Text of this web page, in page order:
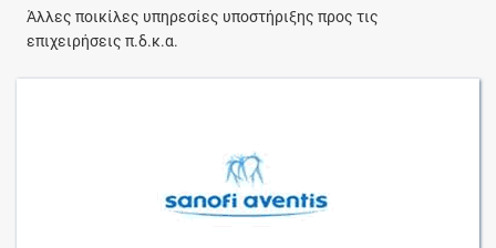
Άλλες ποικίλες υπηρεσίες υποστήριξης προς τις
επιχειρήσεις π.δ.κ.α.